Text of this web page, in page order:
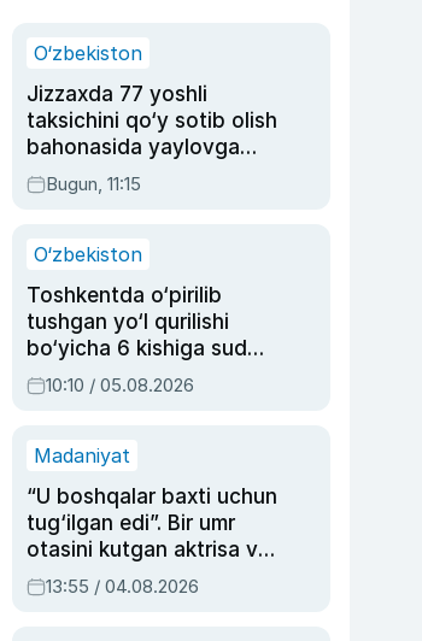
O‘zbekiston
Jizzaxda 77 yoshli
taksichini qo‘y sotib olish
bahonasida yaylovga
olib borib o‘ldirgan yigit
20 yilga qamaldi
Bugun, 11:15
O‘zbekiston
Toshkentda o‘pirilib
tushgan yo‘l qurilishi
bo‘yicha 6 kishiga sud
hukmi o‘qildi
10:10 / 05.08.2026
Madaniyat
“U boshqalar baxti uchun
tug‘ilgan edi”. Bir umr
otasini kutgan aktrisa va
dublyaj ustasi Rimma
Ahmedovaning
13:55 / 04.08.2026